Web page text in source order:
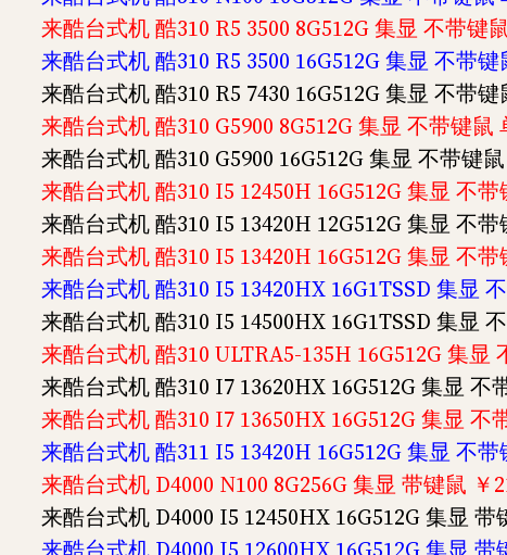
来酷台式机 酷310 R5 3500 8G512G 集显 不带键
来酷台式机 酷310 R5 3500 16G512G 集显 不带
来酷台式机 酷310 R5 7430 16G512G 集显 不带
来酷台式机 酷310 G5900 8G512G 集显 不带键鼠
来酷台式机 酷310 G5900 16G512G 集显 不带键
来酷台式机 酷310 I5 12450H 16G512G 集显 不
来酷台式机 酷310 I5 13420H 12G512G 集显 不
来酷台式机 酷310 I5 13420H 16G512G 集显 不
来酷台式机 酷310 I5 13420HX 16G1TSSD 集显
来酷台式机 酷310 I5 14500HX 16G1TSSD 集显
来酷台式机 酷310 ULTRA5-135H 16G512G 集显
来酷台式机 酷310 I7 13620HX 16G512G 集显 不
来酷台式机 酷310 I7 13650HX 16G512G 集显 不
来酷台式机 酷311 I5 13420H 16G512G 集显 不
来酷台式机 D4000 N100 8G256G 集显 带键鼠 ￥
来酷台式机 D4000 I5 12450HX 16G512G 集显 带